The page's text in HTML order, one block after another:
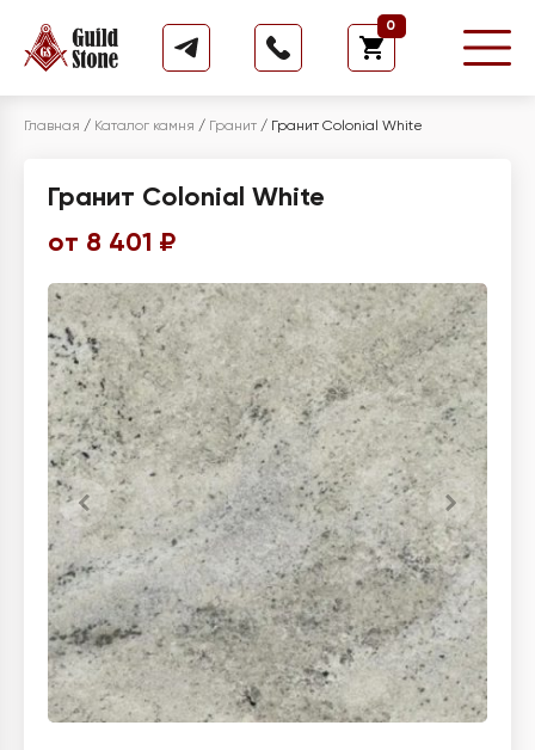
0
Главная / Каталог камня / Гранит / Гранит Colonial White
Гранит Colonial White
от 8 401 ₽